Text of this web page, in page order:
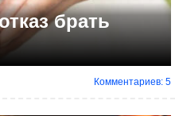
брать
Комментариев: 5